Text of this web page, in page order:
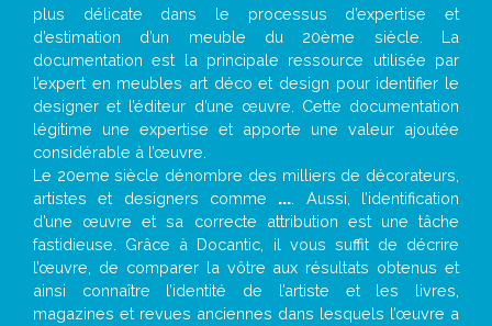
plus délicate dans le processus d’expertise et
d’estimation d’un meuble du 20ème siècle. La
documentation est la principale ressource utilisée par
l’expert en meubles art déco et design pour identifier le
designer et l’éditeur d’une œuvre. Cette documentation
légitime une expertise et apporte une valeur ajoutée
considérable à l’œuvre.
Le 20eme siècle dénombre des milliers de décorateurs,
artistes et designers comme ... . Aussi, l’identification
d’une œuvre et sa correcte attribution est une tâche
fastidieuse. Grâce à Docantic, il vous suffit de décrire
l’œuvre, de comparer la vôtre aux résultats obtenus et
ainsi connaître l’identité de l’artiste et les livres,
magazines et revues anciennes dans lesquels l’œuvre a